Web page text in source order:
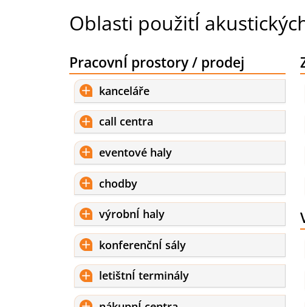
Oblasti použitÍ
PracovnÍ prostory / prodej
kanceláře
call centra
eventové haly
chodby
výrobnÍ haly
konferenčnÍ sály
letištnÍ terminály